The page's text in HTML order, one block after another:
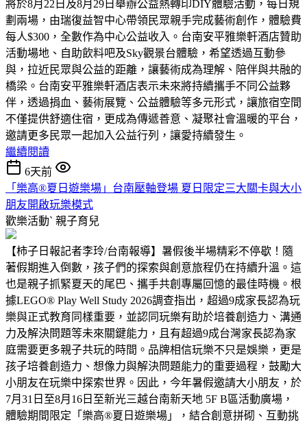
將於8月22日及8月29日舉辦公益熱轉印DIY體驗活動，每日規
劃兩場，由瑞復益智中心帶領民眾親手完成藝術創作，體驗費
每人$300，全數作為中心公益收入。台南安平雅樂軒酒店贊助
活動場地、自助飲料吧及Sky觀景台體驗，希望透過互動參
與，拉近民眾與公益的距離，讓藝術成為理解、陪伴與共融的
橋梁。台南安平雅樂軒酒店表示未來將持續攜手不同公益夥
伴，透過捐血、藝術展覽、公益體驗等多元形式，讓旅宿空間
不僅提供舒適住宿，更成為傳遞善意、凝聚社會溫暖的平台，
邀請更多民眾一起加入公益行列，讓愛持續發生。
繼續閱讀
6天前
「樂高®夏日遊樂場」台南壓軸登場 夏日限定三大關卡與大小
朋友開啟玩樂模式
歡樂活動ˋ 親子育兒
【柿子日報記者李玲/台南報導】暑假後半場精彩不停歇！隨
著假期進入倒數，孩子們的探索與創意旅程仍在持續升溫。這
也是親子抓緊夏天的尾巴、攜手共創專屬回憶的最佳時機。根
據LEGO® Play Well Study 2026調查指出，超過9成家長認為玩
樂與正式教育同樣重要，並認同玩樂有助於培養創造力、溝通
力及解決問題等未來關鍵能力，且有超過9成台灣家長認為家
庭需要更多親子共玩的時間。品牌相信玩樂不只是娛樂，更是
孩子培養創造力、想像力與解決問題能力的重要過程，鼓勵大
小朋友在玩樂中探索世界。因此，今年暑假邀請大小朋友，於
7月31日至8月16日至新光三越台南新天地 5F B區活動廣場，
體驗期間限定「樂高®夏日遊樂場」，結合創意拼砌、互動挑